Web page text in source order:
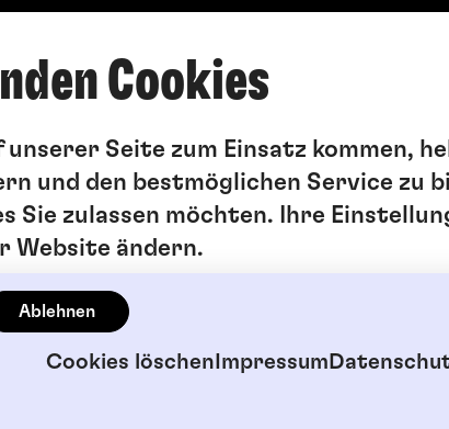
Cookies
unserer Seite zum Einsatz kommen,
und den bestmöglichen Service zu
Sie zulassen möchten. Ihre
Website ändern.
Ablehnen
Cookies löschen Impressum